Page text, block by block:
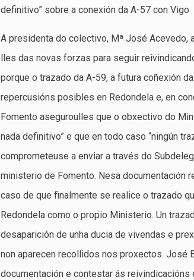
definitivo” sobre a conexión da A-57 con Vigo
A presidenta do colectivo, Mª José Acevedo,
lles das novas forzas para seguir
porque o trazado da A-59, a futura coñexión
repercusións posibles en Redondela e, en
Fomento aseguroulles que o obxectivo do
nada definitivo” e que en todo caso “ningún
comprometeuse a enviar a través do
ministerio de Fomento. Nesa documentación
caso de que finalmente se realice o trazado
Redondela como o propio Ministerio. Un
desaparición de unha ducia de vivendas e
non aparecen recollidos nos proxectos. José
documentación e contestar ás